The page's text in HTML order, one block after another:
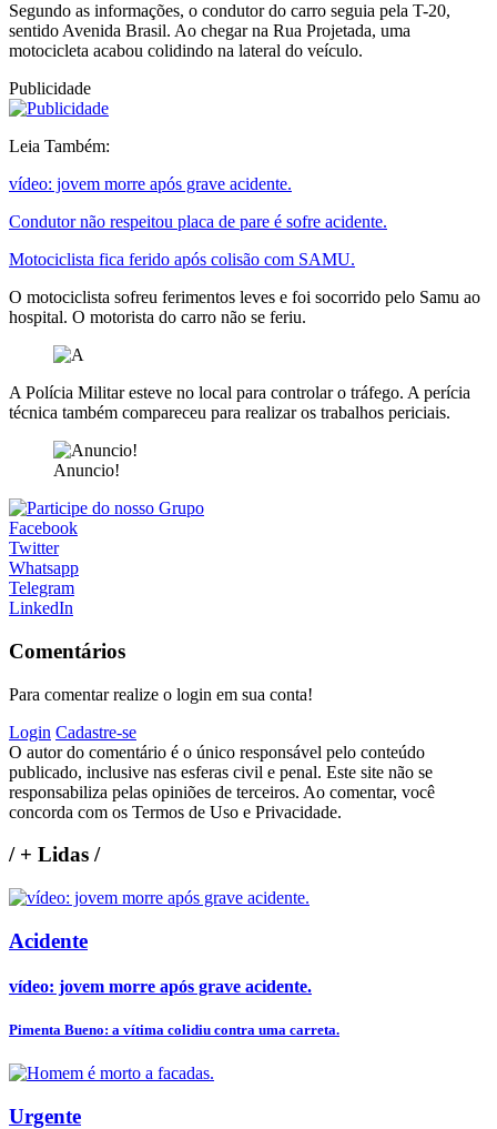
Segundo as informações, o condutor do carro seguia pela T-20,
sentido Avenida Brasil. Ao chegar na Rua Projetada, uma
motocicleta acabou colidindo na lateral do veículo.
Publicidade
Leia Também:
vídeo: jovem morre após grave acidente.
Condutor não respeitou placa de pare é sofre acidente.
Motociclista fica ferido após colisão com SAMU.
O motociclista sofreu ferimentos leves e foi socorrido pelo Samu ao
hospital. O motorista do carro não se feriu.
A Polícia Militar esteve no local para controlar o tráfego. A perícia
técnica também compareceu para realizar os trabalhos periciais.
Anuncio!
Facebook
Twitter
Whatsapp
Telegram
LinkedIn
Comentários
Para comentar realize o login em sua conta!
Login Cadastre-se
O autor do comentário é o único responsável pelo conteúdo
publicado, inclusive nas esferas civil e penal. Este site não se
responsabiliza pelas opiniões de terceiros. Ao comentar, você
concorda com os Termos de Uso e Privacidade.
/+ Lidas /
Acidente
vídeo: jovem morre após grave acidente.
Pimenta Bueno: a vítima colidiu contra uma carreta.
Urgente